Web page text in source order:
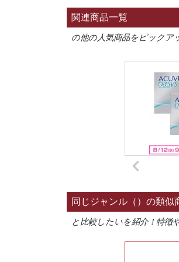
関連商品一覧
の他の人気商品をピックア
同じジャンル（）の類似
と比較したいを紹介！特徴